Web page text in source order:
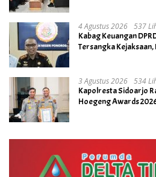
4 Agustus 2026 537
Kabag Keuangan
Tersangka
3 Agustus 2026 534
Kapolresta Sidoarjo
Hoegeng Awards